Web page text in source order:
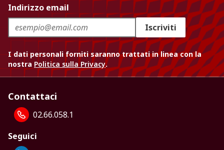
Indirizzo email
Iscriviti
I dati personali forniti saranno trattati in linea con la
nostra Politica sulla Privacy.
Contattaci
02.66.058.1
Seguici